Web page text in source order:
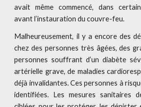
avait même commencé, dans
avant l’instauration du couvre-feu.
Malheureusement, il y a encore des
chez des personnes très âgées, des
personnes souffrant d’un diabète
artérielle grave, de maladies
déjà invalidantes. Ces personnes à
identifiées. Les mesures sanitaires